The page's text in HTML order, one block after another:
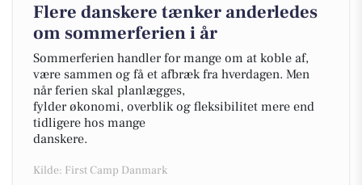
Flere danskere tænker anderledes
om sommerferien i år
Sommerferien handler for mange om at koble af,
være sammen og få et afbræk fra hverdagen. Men
når ferien skal planlægges,
fylder økonomi, overblik og fleksibilitet mere end
tidligere hos mange
danskere.
Kilde: First Camp Danmark